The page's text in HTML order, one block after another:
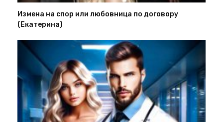
Измена на спор или любовница по договору
(Екатерина)